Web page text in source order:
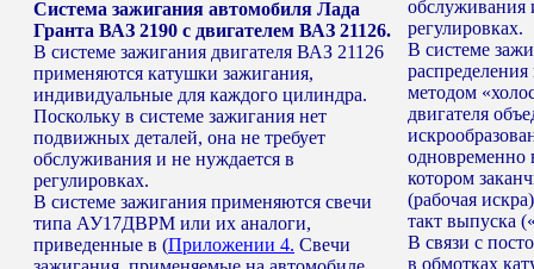
Система зажигания автомобиля Лада
Гранта ВАЗ 2190 с двигателем ВАЗ 21126.
В системе зажигания двигателя ВАЗ 21126
применяются катушки зажигания,
индивидуальные для каждого цилиндра.
Поскольку в системе зажигания нет
подвижных деталей, она не требует
обслуживания и не нуждается в
регулировках.
В системе зажигания применяются свечи
типа АУ17ДВРМ или их аналоги,
приведенные в (Приложении 4. Свечи
обслуживания
регулировках.
В системе
методом
двигателя
одновременно
котором
(рабочая
такт выпуска
В связи с
в обмотках